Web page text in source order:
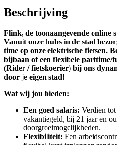
Beschrijving
Flink, de toonaangevende online
Vanuit onze hubs in de stad
time op onze elektrische fietsen.
bijbaan of een flexibele parttime/
(Rider / fietskoerier) bij ons
door je eigen stad!
Wat wij jou bieden:
Een goed salaris: Verdien
vakantiegeld, bij 21 jaar en
doorgroeimogelijkheden.
Flexibiliteit: Een